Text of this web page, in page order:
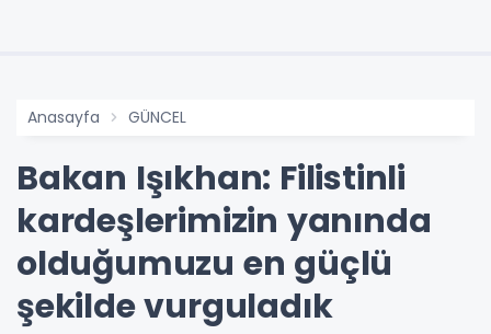
Anasayfa GÜNCEL
Bakan Işıkhan: Filistinli
kardeşlerimizin yanında
olduğumuzu en güçlü
şekilde vurguladık